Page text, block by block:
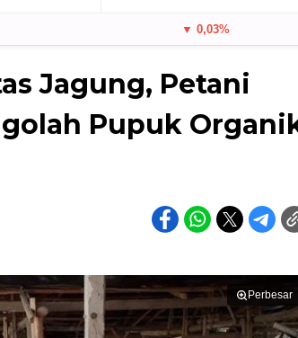
▼ 0,03%
Jagung, Petani
Pupuk
Perbesar